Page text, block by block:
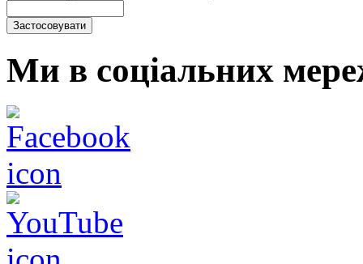
Ми в соціальних